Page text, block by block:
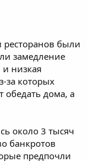
ресторанов были
замедление
низкая
за которых
обедать дома, а
около 3 тысяч
банкротов
предпочли